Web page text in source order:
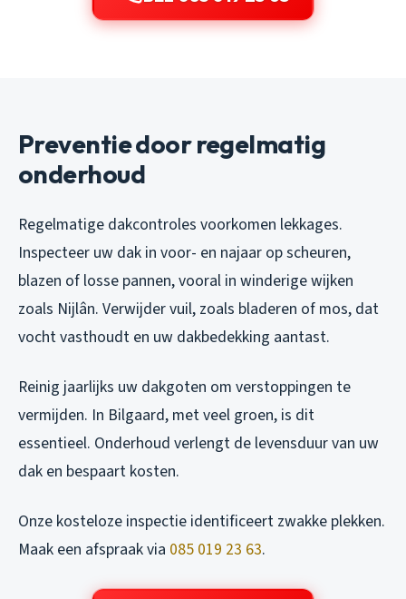
Preventie door regelmatig
onderhoud
Regelmatige dakcontroles voorkomen lekkages.
Inspecteer uw dak in voor- en najaar op scheuren,
blazen of losse pannen, vooral in winderige wijken
zoals Nijlân. Verwijder vuil, zoals bladeren of mos, dat
vocht vasthoudt en uw dakbedekking aantast.
Reinig jaarlijks uw dakgoten om verstoppingen te
vermijden. In Bilgaard, met veel groen, is dit
essentieel. Onderhoud verlengt de levensduur van uw
dak en bespaart kosten.
Onze kosteloze inspectie identificeert zwakke plekken.
Maak een afspraak via 085 019 23 63.